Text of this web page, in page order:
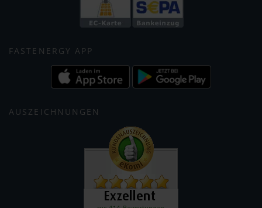
FASTENERGY APP
AUSZEICHNUNGEN